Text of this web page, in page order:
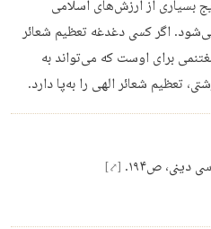
بسیاری از ارزش‌های اسلامی
اگر کسی دغدغه تعظیم شعائر
برای اوست که می‌تواند به
تعظیم شعائر الهی را به‌پا دارد.
ص۱۹۴. [⤤]